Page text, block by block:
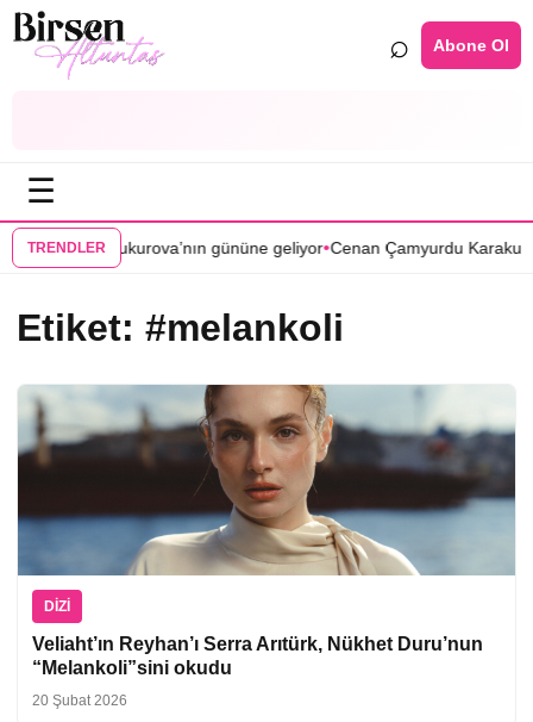
⌕ Abone Ol
☰
TRENDLER
Zamanlar Çukurova’nın gününe geliyor•Cenan Çamyurdu
Etiket: #melankoli
DIZI
Veliaht’ın Reyhan’ı Serra Arıtürk, Nükhet Duru’nun
“Melankoli”sini okudu
20 Şubat 2026